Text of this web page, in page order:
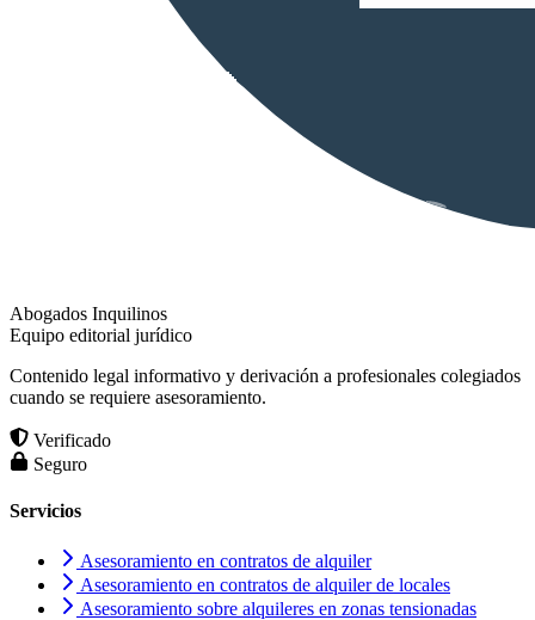
Abogados Inquilinos
Equipo editorial jurídico
Contenido legal informativo y derivación a profesionales colegiados
cuando se requiere asesoramiento.
Verificado
Seguro
Servicios
Asesoramiento en contratos de alquiler
Asesoramiento en contratos de alquiler de locales
Asesoramiento sobre alquileres en zonas tensionadas